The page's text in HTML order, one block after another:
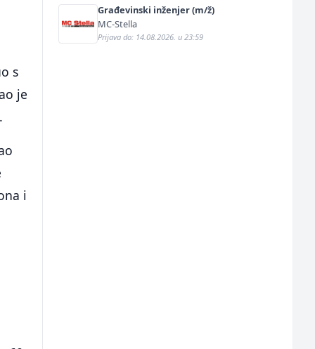
s
je
i
Građevinski inženjer (m/ž)
MC-Stella
Prijava do: 14.08.2026. u 23:59